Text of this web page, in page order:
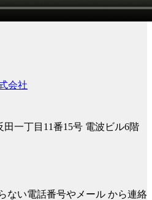
会社
一丁目11番15号 電波ビル6階
ない電話番号やメール から連絡